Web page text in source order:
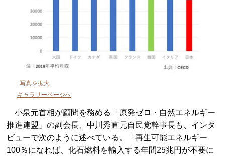
写真を拡大
ギャラリーページへ
小泉元首相が顧問を務める「原発ゼロ・自然エネルギー
推進連盟」の副会長、中川秀直元自民党幹事長も、インタ
ビューで次のように述べている。「再生可能エネルギー
100％になれば、化石燃料を輸入する年間25兆円が不要に